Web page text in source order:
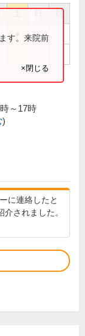
祝
す。来院前
×閉じる
～17時
)
に連絡したと
されました。